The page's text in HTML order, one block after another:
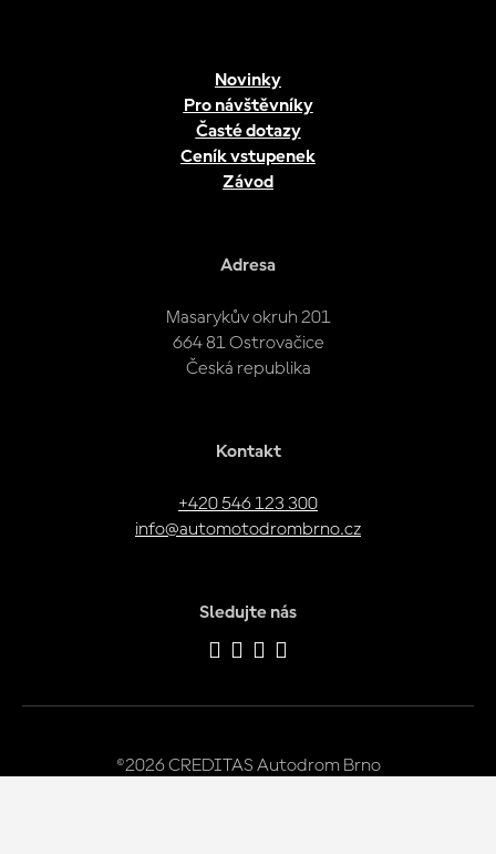
Novinky
Pro návštěvníky
Časté dotazy
Ceník vstupenek
Závod
Adresa
Masarykův okruh 201
664 81 Ostrovačice
Česká republika
Kontakt
+420 546 123 300
info@automotodrombrno.cz
Sledujte nás
©2026 CREDITAS Autodrom Brno